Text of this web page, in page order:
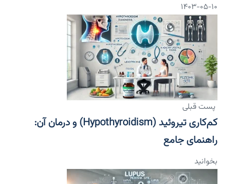
۱۴۰۳-۰۵-۱۰
پست قبلی
کم‌کاری تیروئید (Hypothyroidism) و درمان آن:
راهنمای جامع
بخوانید